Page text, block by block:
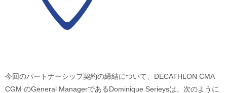
今回のパートナーシップ契約の締結について、DECATHLON CMA
CGM のGeneral ManagerであるDominique Serieysは、次のように